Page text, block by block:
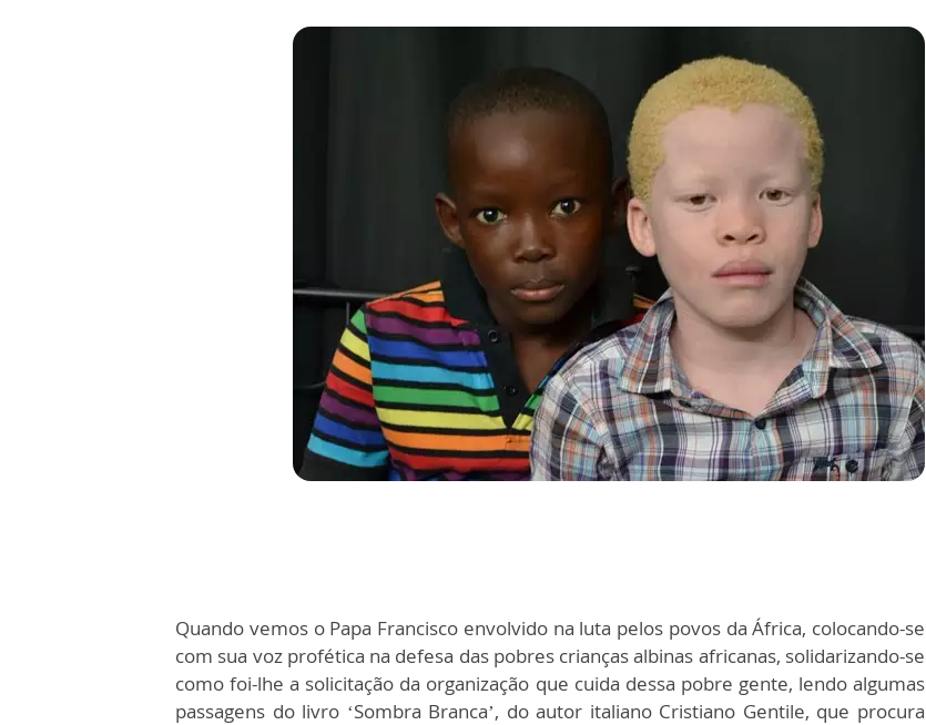
Quando vemos o Papa Francisco envolvido na luta pelos povos da África, colocando-se
com sua voz profética na defesa das pobres crianças albinas africanas, solidarizando-se
como foi-lhe a solicitação da organização que cuida dessa pobre gente, lendo algumas
passagens do livro ‘Sombra Branca’, do autor italiano Cristiano Gentile, que procura